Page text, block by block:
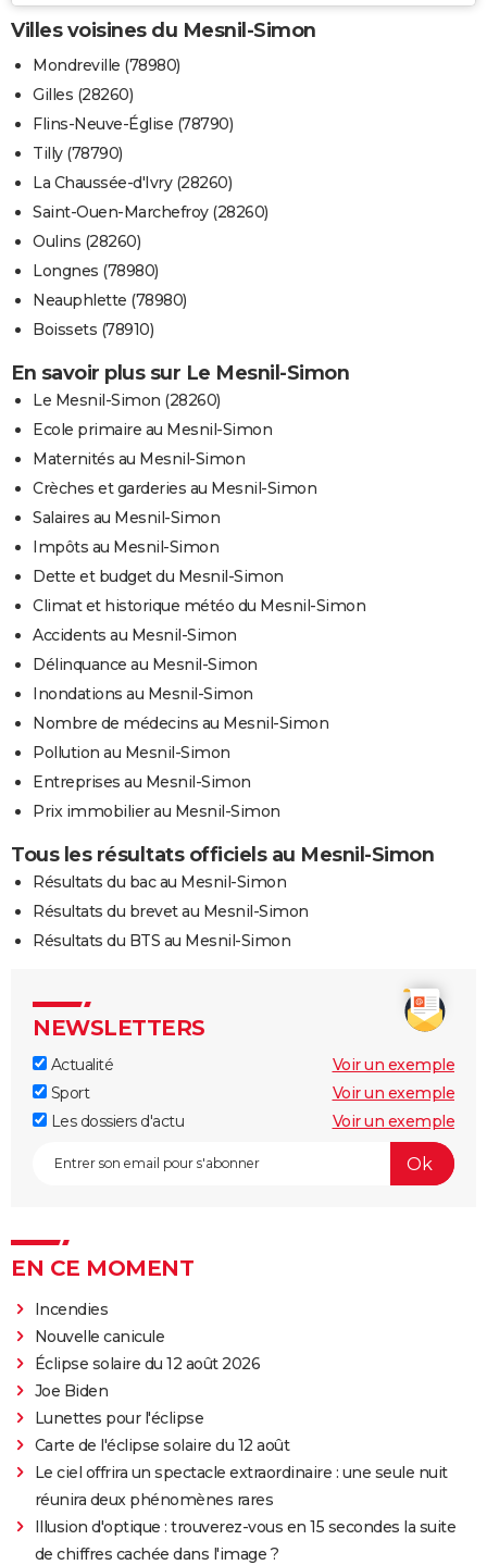
Villes voisines du Mesnil-Simon
Mondreville (78980)
Gilles (28260)
Flins-Neuve-Église (78790)
Tilly (78790)
La Chaussée-d'Ivry (28260)
Saint-Ouen-Marchefroy (28260)
Oulins (28260)
Longnes (78980)
Neauphlette (78980)
Boissets (78910)
En savoir plus sur Le Mesnil-Simon
Le Mesnil-Simon (28260)
Ecole primaire au Mesnil-Simon
Maternités au Mesnil-Simon
Crèches et garderies au Mesnil-Simon
Salaires au Mesnil-Simon
Impôts au Mesnil-Simon
Dette et budget du Mesnil-Simon
Climat et historique météo du Mesnil-Simon
Accidents au Mesnil-Simon
Délinquance au Mesnil-Simon
Inondations au Mesnil-Simon
Nombre de médecins au Mesnil-Simon
Pollution au Mesnil-Simon
Entreprises au Mesnil-Simon
Prix immobilier au Mesnil-Simon
Tous les résultats officiels au Mesnil-Simon
Résultats du bac au Mesnil-Simon
Résultats du brevet au Mesnil-Simon
Résultats du BTS au Mesnil-Simon
NEWSLETTERS
Actualité
Voir un exemple
Sport
Voir un exemple
Les dossiers d'actu
Voir un exemple
EN CE MOMENT
Incendies
Nouvelle canicule
Éclipse solaire du 12 août 2026
Joe Biden
Lunettes pour l'éclipse
Carte de l'éclipse solaire du 12 août
Le ciel offrira un spectacle extraordinaire : une seule nuit
réunira deux phénomènes rares
Illusion d'optique : trouverez-vous en 15 secondes la suite
de chiffres cachée dans l'image ?